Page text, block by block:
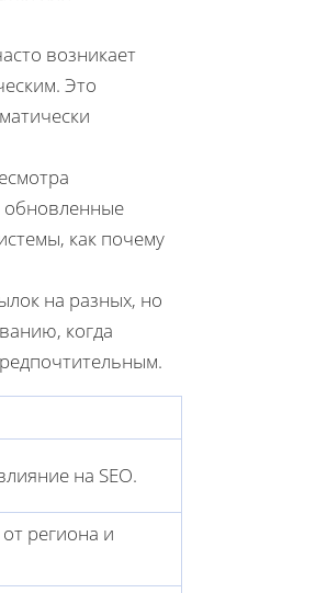
возникает
Это
обновленные
как почему
на разных, но
когда
на SEO.
региона и